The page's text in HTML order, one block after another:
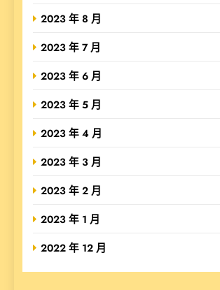
2023 年 8 月
2023 年 7 月
2023 年 6 月
2023 年 5 月
2023 年 4 月
2023 年 3 月
2023 年 2 月
2023 年 1 月
2022 年 12 月